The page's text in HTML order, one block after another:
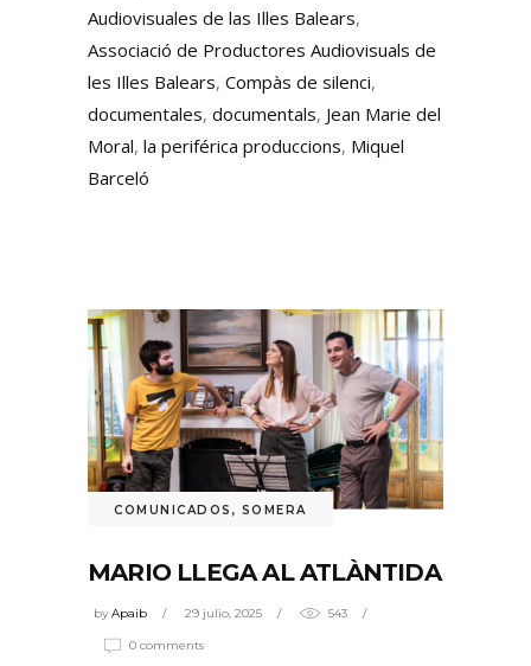
Audiovisuales de las Illes Balears,
Associació de Productores Audiovisuals de
les Illes Balears, Compàs de silenci,
documentales, documentals, Jean Marie del
Moral, la periférica produccions, Miquel
Barceló
COMUNICADOS , SOMERA
MARIO LLEGA AL ATLÀNTIDA
byApaib 29 julio, 2025 543
0 comments